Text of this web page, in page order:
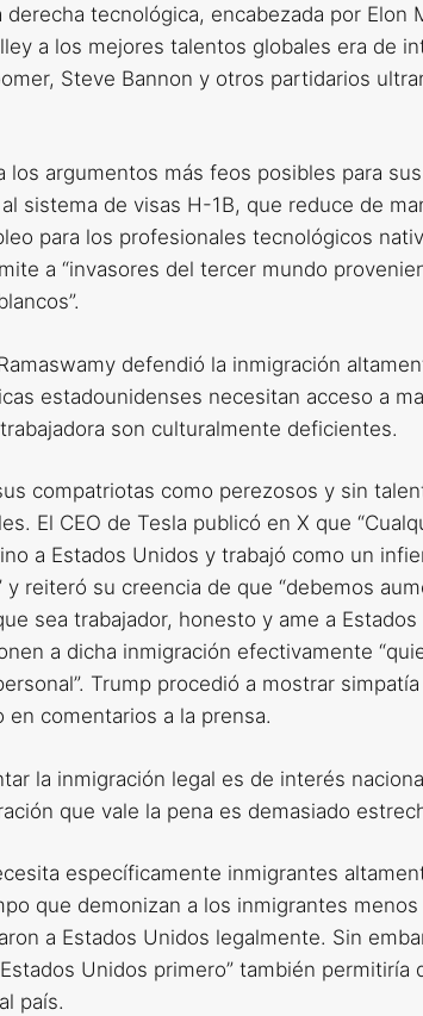
tecnológica, encabezada por Elon
a los mejores talentos globales era de
Steve Bannon y otros partidarios
argumentos más feos posibles para
sistema de visas H-1B, que reduce de
para los profesionales tecnológicos
a “invasores del tercer mundo
defendió la inmigración
estadounidenses necesitan acceso a
son culturalmente deficientes.
compatriotas como perezosos y sin
El CEO de Tesla publicó en X que
a Estados Unidos y trabajó como un
reiteró su creencia de que “debemos
sea trabajador, honesto y ame a Estados
a dicha inmigración efectivamente
Trump procedió a mostrar
comentarios a la prensa.
la inmigración legal es de interés
que vale la pena es demasiado
específicamente inmigrantes
que demonizan a los inmigrantes
a Estados Unidos legalmente. Sin
Unidos primero” también permitiría
país.